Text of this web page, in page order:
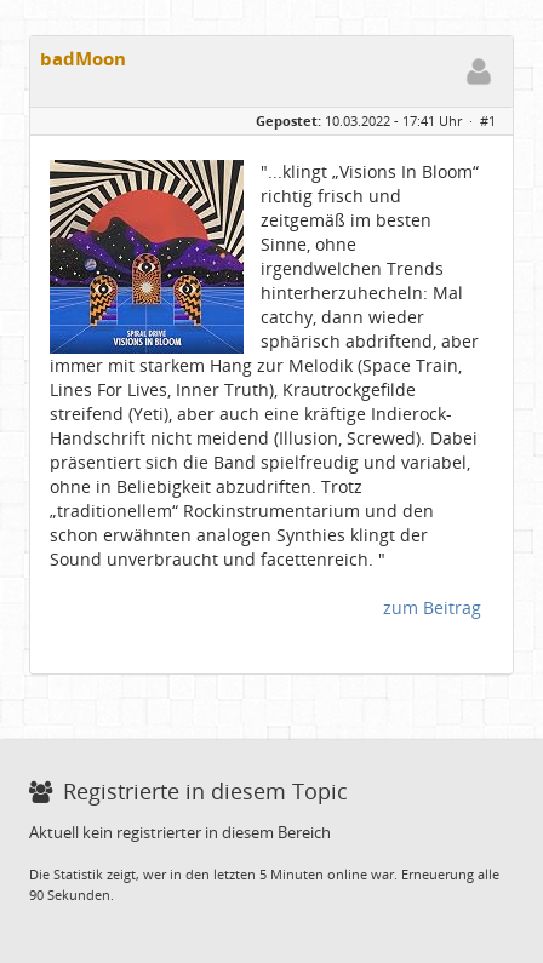
badMoon
Gepostet: 10.03.2022 - 17:41 Uhr · #1
"...klingt „Visions In Bloom“
richtig frisch und
zeitgemäß im besten
Sinne, ohne
irgendwelchen Trends
hinterherzuhecheln: Mal
catchy, dann wieder
sphärisch abdriftend, aber
immer mit starkem Hang zur Melodik (Space Train,
Lines For Lives, Inner Truth), Krautrockgefilde
streifend (Yeti), aber auch eine kräftige Indierock-
Handschrift nicht meidend (Illusion, Screwed). Dabei
präsentiert sich die Band spielfreudig und variabel,
ohne in Beliebigkeit abzudriften. Trotz
„traditionellem“ Rockinstrumentarium und den
schon erwähnten analogen Synthies klingt der
Sound unverbraucht und facettenreich. "
zum Beitrag
Registrierte in diesem Topic
Aktuell kein registrierter in diesem Bereich
Die Statistik zeigt, wer in den letzten 5 Minuten online war. Erneuerung alle
90 Sekunden.